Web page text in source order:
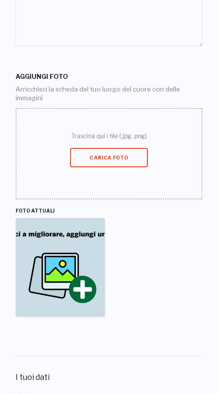
AGGIUNGI FOTO
Arricchisci la scheda del tuo luogo del cuore con delle
immagini
Trascina qui i file (.jpg .png)
CARICA FOTO
FOTO ATTUALI
I tuoi dati